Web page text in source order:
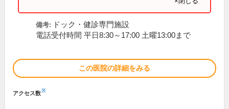
備考: ドック・健診専門施設
電話受付時間 平日8:30～17:00 土曜13:00まで
この医院の詳細をみる
アクセス数※